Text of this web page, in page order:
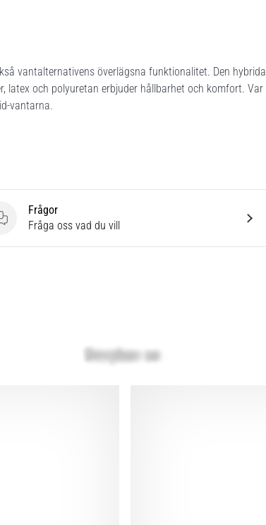
vantalternativens överlägsna funktionalitet. Den hybrida
latex och polyuretan erbjuder hållbarhet och komfort. Var
vantarna.
Frågor
Fråga oss vad du vill